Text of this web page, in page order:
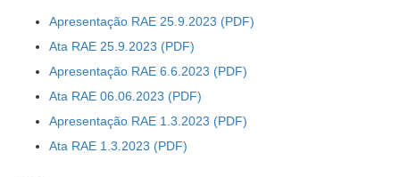
Apresentação RAE 25.9.2023
Ata RAE 25.9.2023
Apresentação RAE 6.6.2023
Ata RAE 06.06.2023
Apresentação RAE 1.3.2023
Ata RAE 1.3.2023